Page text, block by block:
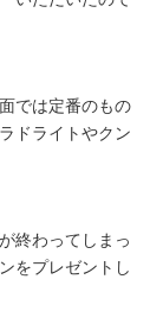
では定番のもの
ドライトやクン
終わってしまっ
をプレゼントし